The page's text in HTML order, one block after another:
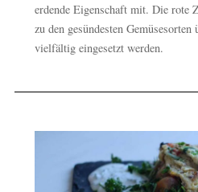
erdende Eigenschaft mit. Die rote
zu den gesündesten Gemüsesorten
vielfältig eingesetzt werden.